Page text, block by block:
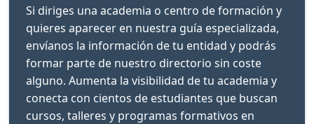
Si diriges una academia o centro de formación y
quieres aparecer en nuestra guía especializada,
envíanos la información de tu entidad y podrás
formar parte de nuestro directorio sin coste
alguno. Aumenta la visibilidad de tu academia y
conecta con cientos de estudiantes que buscan
cursos, talleres y programas formativos en